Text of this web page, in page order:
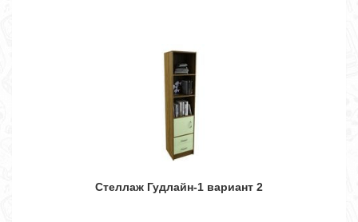
Стеллаж Гудлайн-1 вариант 2